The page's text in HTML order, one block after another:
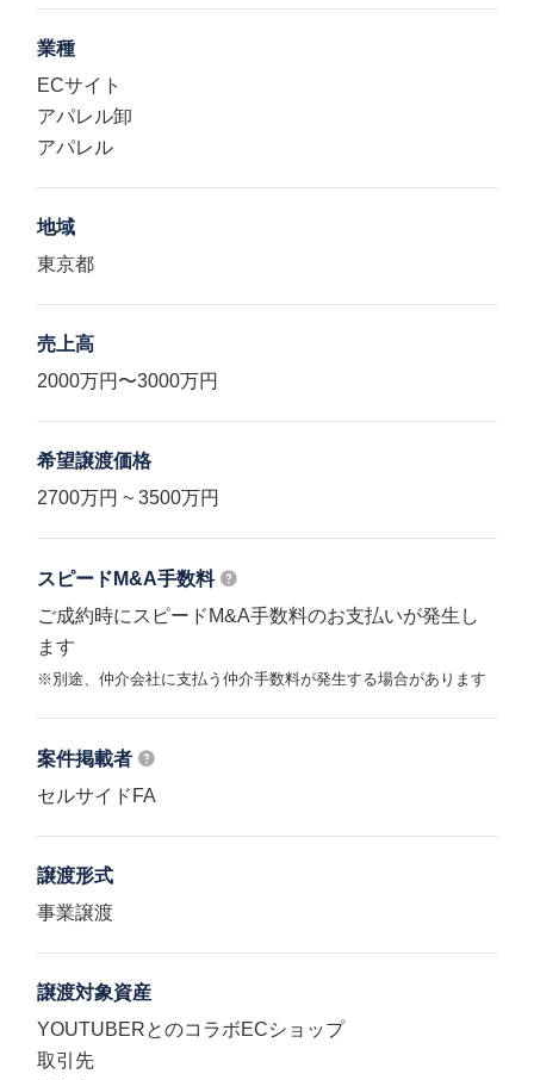
業種
ECサイト
アパレル卸
アパレル
地域
東京都
売上高
2000万円〜3000万円
希望譲渡価格
2700万円 ~ 3500万円
スピードM&A手数料
ご成約時にスピードM&A手数料のお支払いが発生し
ます
※別途、仲介会社に支払う仲介手数料が発生する場合があります
案件掲載者
セルサイドFA
譲渡形式
事業譲渡
譲渡対象資産
YOUTUBERとのコラボECショップ
取引先